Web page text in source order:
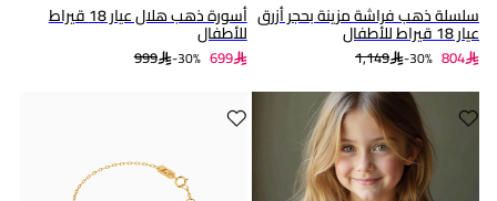
سلسلة ذهب فراشة مزينة بحجر أزرق
عيار 18 قيراط للأطفال
1,149 30%- 804
أسورة ذهب هلال عيار 18 قيراط
للأطفال
999 30%- 699